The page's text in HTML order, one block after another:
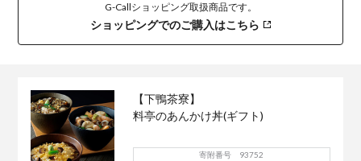
G-Callショッピング取扱商品です。
ショッピングでのご購入はこちら
【下鴨茶寮】
料亭のあんかけ丼(ギフト)
寄附番号 93752